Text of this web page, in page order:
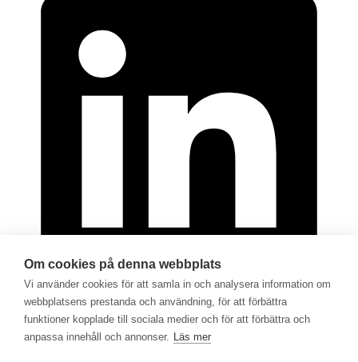
Om cookies på denna webbplats
Vi använder cookies för att samla in och analysera information om
webbplatsens prestanda och användning, för att förbättra
funktioner kopplade till sociala medier och för att förbättra och
anpassa innehåll och annonser. Läs mer
© 2026 - Göran Sjödén Rehab Shop AB
Alla rättigheter förbehållna